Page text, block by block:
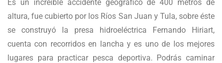
Es un increíble accidente geográfico de 400 metros de
altura, fue cubierto por los Ríos San Juan y Tula, sobre éste
se construyó la presa hidroeléctrica Fernando Hiriart,
cuenta con recorridos en lancha y es uno de los mejores
lugares para practicar pesca deportiva. Podrás caminar